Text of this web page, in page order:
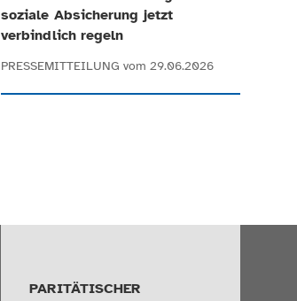
soziale Absicherung jetzt
verbindlich regeln
PRESSEMITTEILUNG vom 29.06.2026
PARITÄTISCHER